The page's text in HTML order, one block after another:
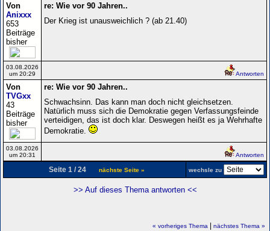
Von
Anixxx
653
Beiträge
bisher
re: Wie vor 90 Jahren..
Der Krieg ist unausweichlich ? (ab 21.40)
03.08.2026
um 20:29
Antworten
Von
TVGxx
43
Beiträge
bisher
re: Wie vor 90 Jahren..
Schwachsinn. Das kann man doch nicht gleichsetzen.
Natürlich muss sich die Demokratie gegen Verfassungsfeinde
verteidigen, das ist doch klar. Deswegen heißt es ja Wehrhafte
Demokratie.
03.08.2026
um 20:31
Antworten
Seite 1 / 24 nächste Seite » wechsle zu
>> Auf dieses Thema antworten <<
« vorheriges Thema nächstes Thema »